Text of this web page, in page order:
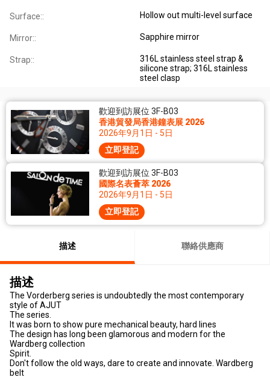
Surface:: Hollow out multi-level surface
Mirror:: Sapphire mirror
Strap::
316L stainless steel strap &
silicone strap; 316L stainless
steel clasp
歡迎到訪展位 3F-B03
香港貿發局香港鐘表展 2026
2026年9月1日 - 5日
立即登記
歡迎到訪展位 3F-B03
國際名表薈萃 2026
2026年9月1日 - 5日
立即登記
描述 聯絡供應商
描述
The Vorderberg series is undoubtedly the most contemporary
style of AJUT
The series.
It was born to show pure mechanical beauty, hard lines
The design has long been glamorous and modern for the
Wardberg collection
Spirit.
Don't follow the old ways, dare to create and innovate. Wardberg
belt